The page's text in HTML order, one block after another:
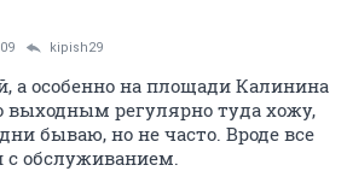
kipish29
а особенно на площади Калинина
выходным регулярно туда хожу,
бываю, но не часто. Вроде все
с обслуживанием.